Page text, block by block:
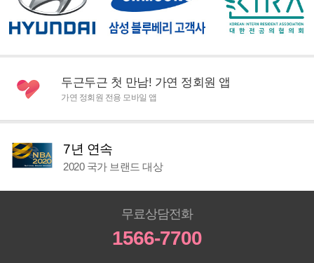
두근두근 첫 만남! 가연 정회원 앱
가연 정회원 전용 모바일 앱
7년 연속
2020 국가 브랜드 대상
무료상담전화
1566-7700